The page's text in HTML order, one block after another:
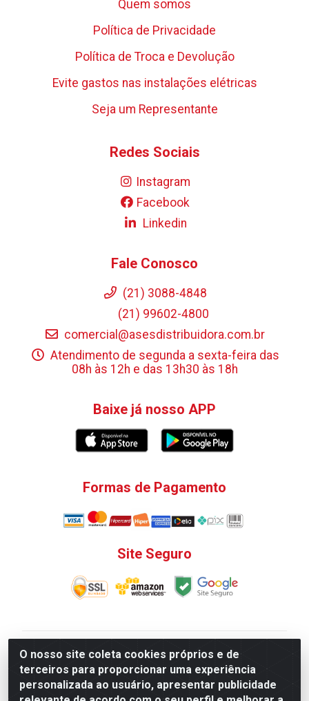
O nosso site coleta cookies próprios e de
terceiros para proporcionar uma experiência
personalizada ao usuário, apresentar publicidade
Quem somos
Política de Privacidade
Política de Troca e Devolução
Evite gastos nas instalações elétricas
Seja um Representante
Redes Sociais
Instagram
Facebook
Linkedin
Fale Conosco
(21) 3088-4848
(21) 99602-4800
comercial@asesdistribuidora.com.br
Atendimento de segunda a sexta-feira das
08h às 12h e das 13h30 às 18h
Baixe já nosso APP
Formas de Pagamento
Site Seguro
V. C. Ferragens LTDA - Rua do Matoso, 132 - Praça da
Bandeira, Rio de Janeiro/ RJ - CEP 20.270-135 - CNPJ
12.324.723/0001-25
Todas as regras de promoções, descontos, preços e